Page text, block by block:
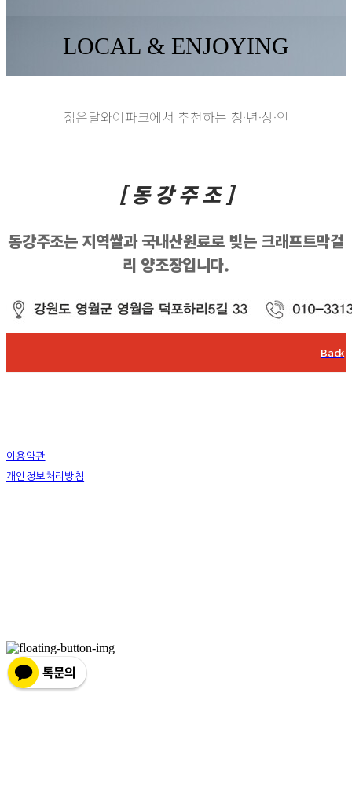
LOCAL & ENJOYING
젊은달와이파크에서 추천하는 청·년·상·인
[ 동 강 주 조 ]
동강주조는 지역쌀과 국내산원료로 빚는 크래프트막걸
리 양조장입니다.
Back
이용약관
개인정보처리방침